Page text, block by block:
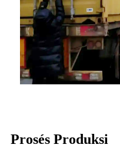
Prosés Produksi